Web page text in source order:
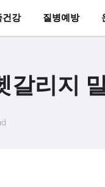
건강 질병예방
갈리지